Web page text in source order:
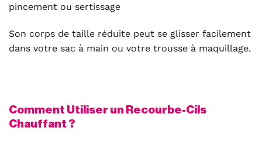
pincement ou sertissage
Son corps de taille réduite peut se glisser facilement
dans votre sac à main ou votre trousse à maquillage.
Comment Utiliser un Recourbe-Cils
Chauffant ?